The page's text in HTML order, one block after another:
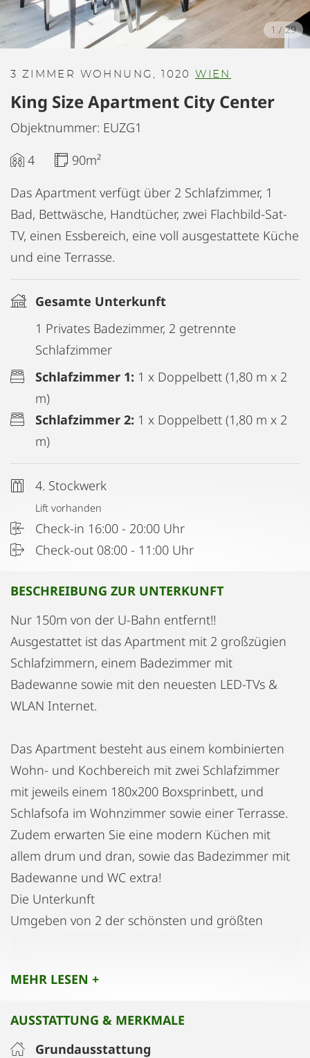
1 / 29
3 ZIMMER WOHNUNG, 1020 WIEN
King Size Apartment City Center
Objektnummer: EUZG1
4
90m²
Das Apartment verfügt über 2 Schlafzimmer, 1
Bad, Bettwäsche, Handtücher, zwei Flachbild-Sat-
TV, einen Essbereich, eine voll ausgestattete Küche
und eine Terrasse.
Gesamte Unterkunft
1 Privates Badezimmer, 2 getrennte
Schlafzimmer
Schlafzimmer 1: 1 x Doppelbett (1,80 m x 2
m)
Schlafzimmer 2: 1 x Doppelbett (1,80 m x 2
m)
4. Stockwerk
Lift vorhanden
Check-in 16:00 - 20:00 Uhr
Check-out 08:00 - 11:00 Uhr
BESCHREIBUNG ZUR UNTERKUNFT
Nur 150m von der U-Bahn entfernt!!
Ausgestattet ist das Apartment mit 2 großzügien
Schlafzimmern, einem Badezimmer mit
Badewanne sowie mit den neuesten LED-TVs &
WLAN Internet.
Das Apartment besteht aus einem kombinierten
Wohn- und Kochbereich mit zwei Schlafzimmer
mit jeweils einem 180x200 Boxsprinbett, und
Schlafsofa im Wohnzimmer sowie einer Terrasse.
Zudem erwarten Sie eine modern Küchen mit
allem drum und dran, sowie das Badezimmer mit
Badewanne und WC extra!
Die Unterkunft
Umgeben von 2 der schönsten und größten
Boxspringbetten in Kingsize Größe!
ab.
MEHR LESEN +
AUSSTATTUNG & MERKMALE
Grundausstattung